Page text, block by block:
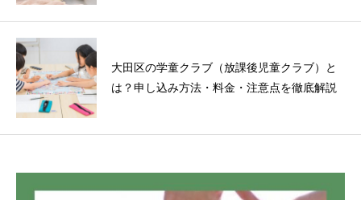
大田区の学童クラブ（放課後児童クラブ）と
は？申し込み方法・料金・注意点を徹底解説